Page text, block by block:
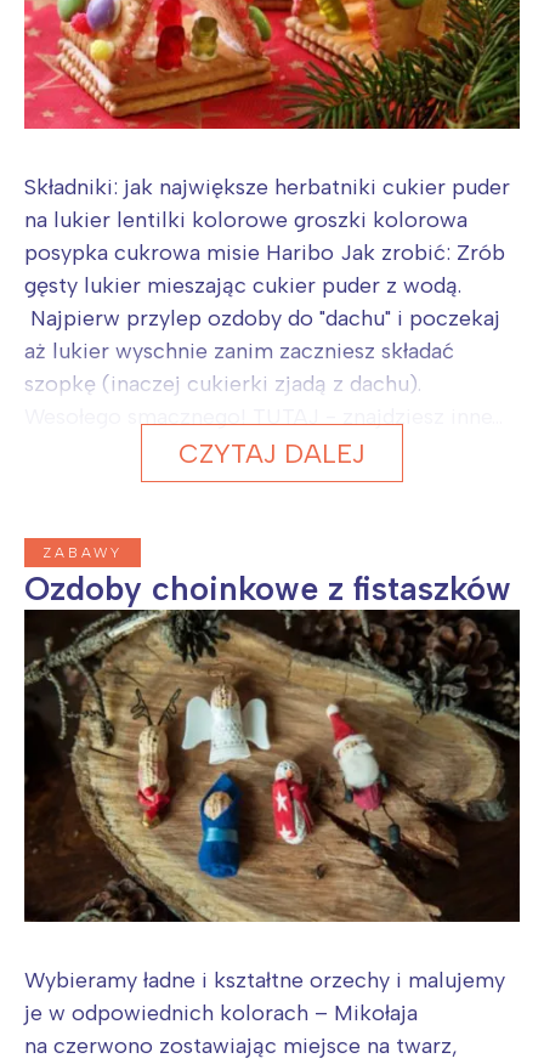
Składniki: jak największe herbatniki cukier puder
na lukier lentilki kolorowe groszki kolorowa
posypka cukrowa misie Haribo Jak zrobić: Zrób
gęsty lukier mieszając cukier puder z wodą.
Najpierw przylep ozdoby do "dachu" i poczekaj
aż lukier wyschnie zanim zaczniesz składać
szopkę (inaczej cukierki zjadą z dachu).
CZYTAJ DALEJ
ZABAWY
Ozdoby choinkowe z fistaszków
Wybieramy ładne i kształtne orzechy i malujemy
je w odpowiednich kolorach – Mikołaja
na czerwono zostawiając miejsce na twarz,